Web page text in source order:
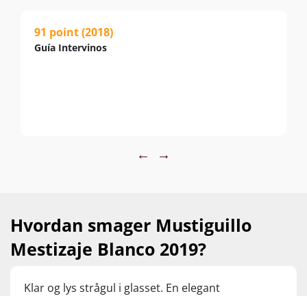
91 point (2018)
Guía Intervinos
← →
Hvordan smager Mustiguillo
Mestizaje Blanco 2019?
Klar og lys strågul i glasset. En elegant